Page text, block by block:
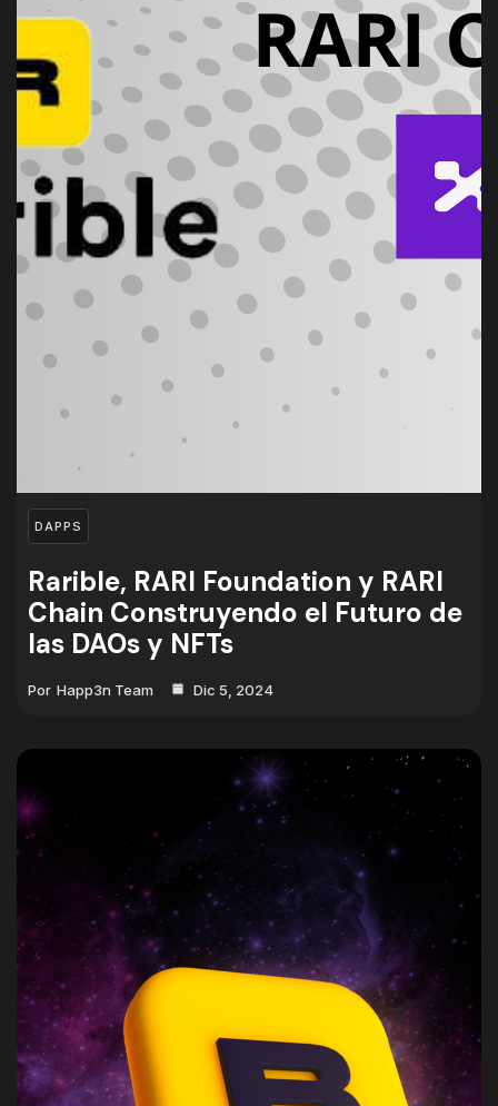
DAPPS
Rarible, RARI Foundation y RARI
Chain Construyendo el Futuro de
las DAOs y NFTs
Por Happ3n Team Dic 5, 2024